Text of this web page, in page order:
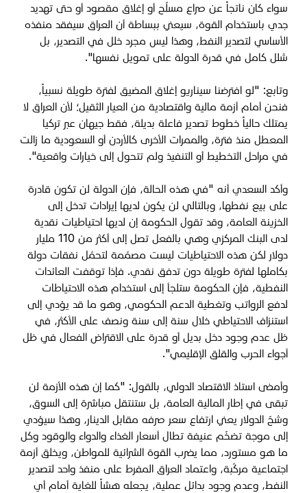
سواء كان ناتجاً عن صراع مسلّح أو إغلاق مقصود أو حتى تهديد
جدي باستخدام القوة، سيعني ببساطة أن العراق سيفقد منفذه
الأساسي لتصدير النفط، وهذا ليس مجرد خلل في التصدير، بل
شلل كامل في قدرة الدولة على تمويل نفسها".
وتابع: "لو افترضنا سيناريو إغلاق المضيق لفترة طويلة نسبياً،
فنحن أمام أزمة مالية واقتصادية من العيار الثقيل؛ لأن العراق لا
يمتلك حالياً خطوط تصدير فاعلة بديلة، فقط جيهان عبر تركيا
المعطل منذ فترة، والممرات الأخرى كالأردن أو السعودية ما زالت
في مراحل التخطيط أو التنفيذ ولم تتحول إلى خيارات واقعية".
وأكد السعدي أنه "في هذه الحالة، فإن الدولة لن تكون قادرة
على بيع نفطها، وبالتالي لن يكون لديها إيرادات تدخل إلى
الخزينة العامة، وقد تقول الحكومة إن لديها احتياطيات نقدية
لدى البنك المركزي وهي بالفعل تصل إلى أكثر من 110 مليار
دولار لكن هذه الاحتياطيات ليست مصمّمة لتحمّل نفقات دولة
بكاملها لفترة طويلة دون تدفق نقدي. فإذا توقفت العائدات
النفطية، فإن الحكومة ستلجأ إلى استخدام هذه الاحتياطات
لدفع الرواتب وتغطية الدعم الحكومي، وهو ما قد يؤدي إلى
استنزاف الاحتياطي خلال سنة إلى سنة ونصف على الأكثر، في
ظل عدم وجود دخل بديل أو قدرة على الاقتراض الفعال في ظل
أجواء الحرب والقلق الإقليمي".
وأمضى استاذ الاقتصاد الدولي، بالقول: "كما إن هذه الأزمة لن
تبقى في إطار المالية العامة، بل ستنتقل مباشرة إلى السوق،
وشحّ الدولار يعني ارتفاع سعر صرفه مقابل الدينار، وهذا سيؤدي
إلى موجة تضخّم عنيفة تطال أسعار الغذاء والدواء والوقود وكل
ما هو مستورد، مما يضرب القوة الشرائية للمواطن، ويخلق أزمة
اجتماعية مركّبة، واعتماد العراق المفرط على منفذ واحد لتصدير
النفط، وعدم وجود بدائل عملية، يجعله هشاً للغاية أمام أي